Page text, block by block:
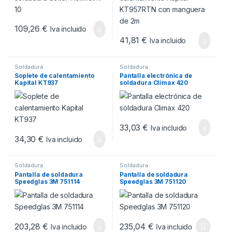
109,26€ Iva incluido
41,81€ Iva incluido
Soldadura
Soplete de calentamiento
Kapital KT937
34,30€ Iva incluido
Soldadura
Pantalla electrónica de
soldadura Climax 420
33,03€ Iva incluido
Soldadura
Pantalla de soldadura
Speedglas 3M 751114
203,28€ Iva incluido
Soldadura
Pantalla de soldadura
Speedglas 3M 751120
235,04€ Iva incluido